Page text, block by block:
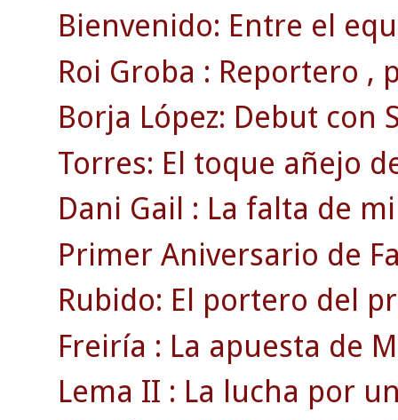
Bienvenido: Entre el
Roi Groba : Reportero ,
Borja López: Debut con
Torres: El toque añejo
Dani Gail : La falta de
Primer Aniversario de
Rubido: El portero del
Freiría : La apuesta de
Lema II : La lucha por